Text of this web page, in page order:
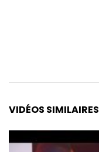
VIDÉOS SIMILAIRES